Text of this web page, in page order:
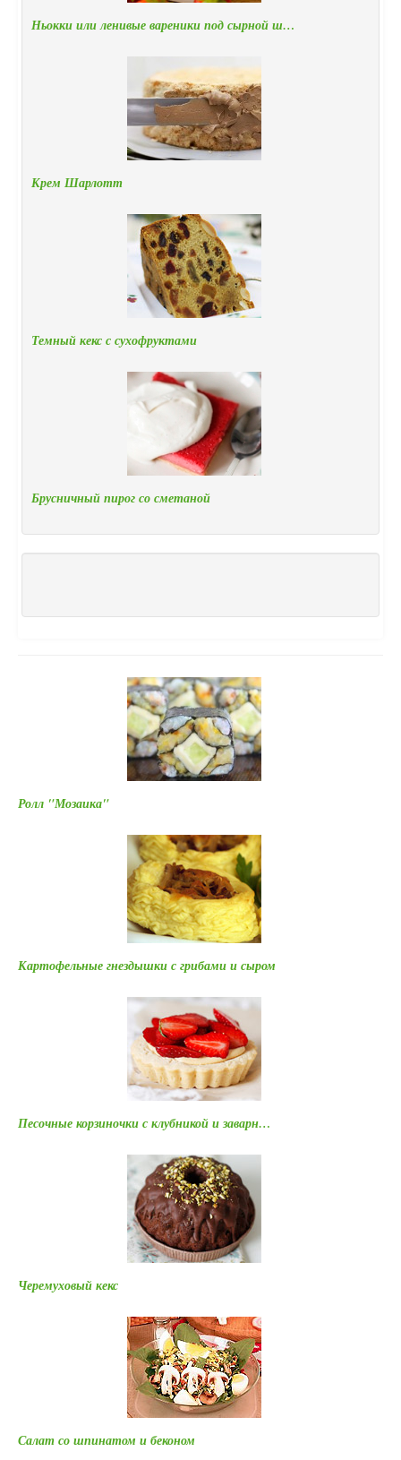
Ньокки или ленивые вареники под сырной ш…
Крем Шарлотт
Темный кекс с сухофруктами
Брусничный пирог со сметаной
Ролл "Мозаика"
Картофельные гнездышки с грибами и сыром
Песочные корзиночки с клубникой и заварн…
Черемуховый кекс
Салат со шпинатом и беконом